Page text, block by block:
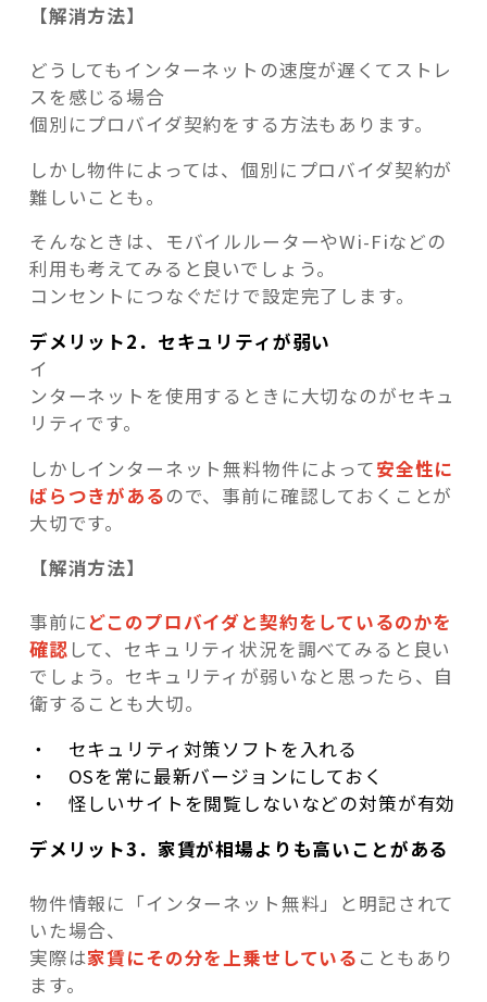
【解消方法】
どうしてもインターネットの速度が遅くてストレ
スを感じる場合
個別にプロバイダ契約をする方法もあります。
しかし物件によっては、個別にプロバイダ契約が
難しいことも。
そんなときは、モバイルルーターやWi-Fiなどの
利用も考えてみると良いでしょう。
コンセントにつなぐだけで設定完了します。
デメリット2．セキュリティが弱い
イ
ンターネットを使用するときに大切なのがセキュ
リティです。
しかしインターネット無料物件によって安全性に
ばらつきがあるので、事前に確認しておくことが
大切です。
【解消方法】
事前にどこのプロバイダと契約をしているのかを
確認 して、セキュリティ状況を調べてみると良い
でしょう。セキュリティが弱いなと思ったら、自
衛することも大切。
・ セキュリティ対策ソフトを入れる
・ OSを常に最新バージョンにしておく
・ 怪しいサイトを閲覧しないなどの対策が有効
デメリット3．家賃が相場よりも高いことがある
物件情報に「インターネット無料」と明記されて
いた場合、
実際は家賃にその分を上乗せしている こともあり
ます。